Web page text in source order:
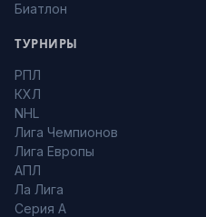
Биатлон
ТУРНИРЫ
РПЛ
КХЛ
NHL
Лига Чемпионов
Лига Европы
АПЛ
Ла Лига
Серия А